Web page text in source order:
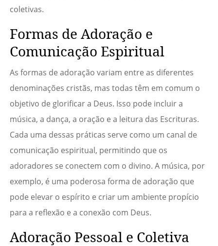
coletivas.
Formas de Adoração e
Comunicação Espiritual
As formas de adoração variam entre as diferentes
denominações cristãs, mas todas têm em comum o
objetivo de glorificar a Deus. Isso pode incluir a
música, a dança, a oração e a leitura das Escrituras.
Cada uma dessas práticas serve como um canal de
comunicação espiritual, permitindo que os
adoradores se conectem com o divino. A música, por
exemplo, é uma poderosa forma de adoração que
pode elevar o espírito e criar um ambiente propício
para a reflexão e a conexão com Deus.
Adoração Pessoal e Coletiva